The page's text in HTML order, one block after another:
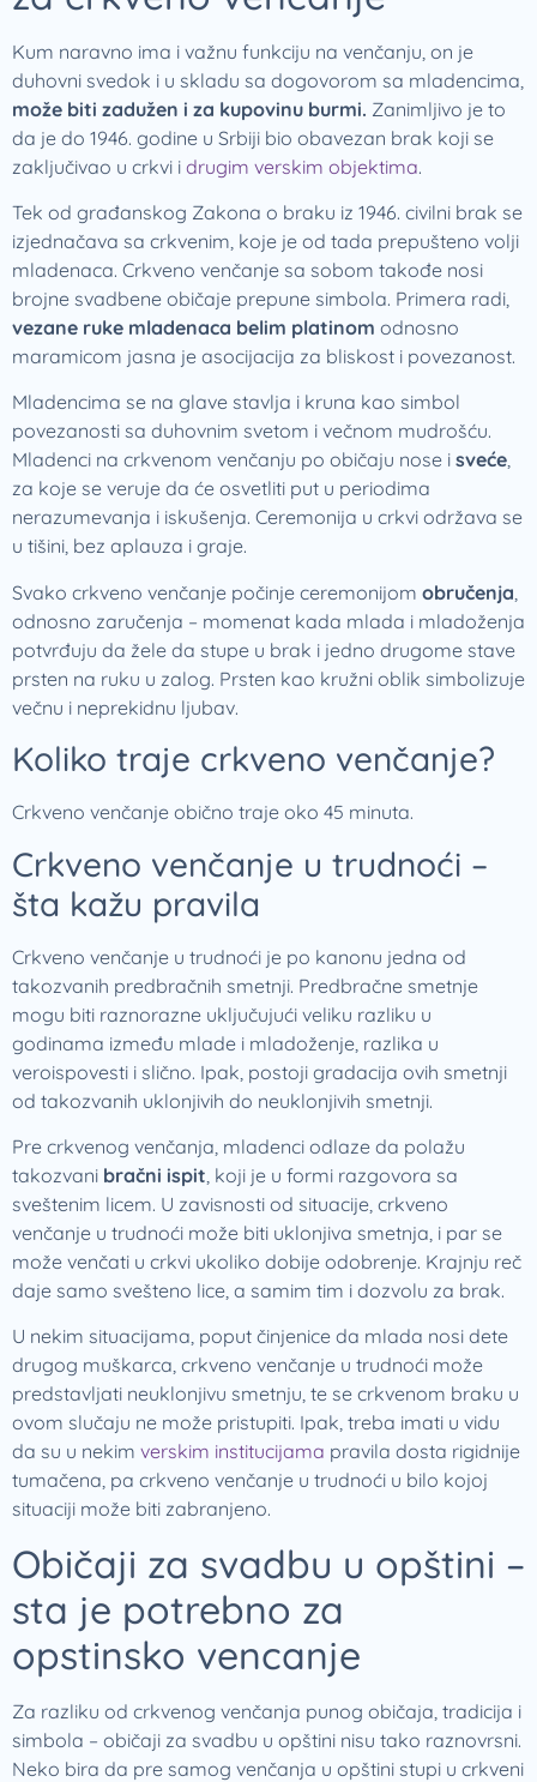
Kum naravno ima i važnu funkciju na venčanju, on je
duhovni svedok i u skladu sa dogovorom sa mladencima,
može biti zadužen i za kupovinu burmi. Zanimljivo je to
da je do 1946. godine u Srbiji bio obavezan brak koji se
zaključivao u crkvi i drugim verskim objektima.
Tek od građanskog Zakona o braku iz 1946. civilni brak se
izjednačava sa crkvenim, koje je od tada prepušteno volji
mladenaca. Crkveno venčanje sa sobom takođe nosi
brojne svadbene običaje prepune simbola. Primera radi,
vezane ruke mladenaca belim platinom odnosno
maramicom jasna je asocijacija za bliskost i povezanost.
Mladencima se na glave stavlja i kruna kao simbol
povezanosti sa duhovnim svetom i večnom mudrošću.
Mladenci na crkvenom venčanju po običaju nose i sveće,
za koje se veruje da će osvetliti put u periodima
nerazumevanja i iskušenja. Ceremonija u crkvi održava se
u tišini, bez aplauza i graje.
Svako crkveno venčanje počinje ceremonijom obručenja
odnosno zaručenja – momenat kada mlada i mladoženja
potvrđuju da žele da stupe u brak i jedno drugome stave
prsten na ruku u zalog. Prsten kao kružni oblik simbolizuje
večnu i neprekidnu ljubav.
Koliko traje crkveno venčanje?
Crkveno venčanje obično traje oko 45 minuta.
Crkveno venčanje u trudnoći –
šta kažu pravila
Crkveno venčanje u trudnoći je po kanonu jedna od
takozvanih predbračnih smetnji. Predbračne smetnje
mogu biti raznorazne uključujući veliku razliku u
godinama između mlade i mladoženje, razlika u
veroispovesti i slično. Ipak, postoji gradacija ovih smetnji
od takozvanih uklonjivih do neuklonjivih smetnji.
Pre crkvenog venčanja, mladenci odlaze da polažu
takozvani bračni ispit , koji je u formi razgovora sa
sveštenim licem. U zavisnosti od situacije, crkveno
venčanje u trudnoći može biti uklonjiva smetnja, i par se
može venčati u crkvi ukoliko dobije odobrenje. Krajnju reč
daje samo svešteno lice, a samim tim i dozvolu za brak.
U nekim situacijama, poput činjenice da mlada nosi dete
drugog muškarca, crkveno venčanje u trudnoći može
predstavljati neuklonjivu smetnju, te se crkvenom braku u
ovom slučaju ne može pristupiti. Ipak, treba imati u vidu
da su u nekim verskim institucijama pravila dosta rigidnije
tumačena, pa crkveno venčanje u trudnoći u bilo kojoj
situaciji može biti zabranjeno.
Običaji za svadbu u opštini –
sta je potrebno za
opstinsko vencanje
Za razliku od crkvenog venčanja punog običaja, tradicija i
simbola – običaji za svadbu u opštini nisu tako raznovrsni.
Neko bira da pre samog venčanja u opštini stupi u crkveni